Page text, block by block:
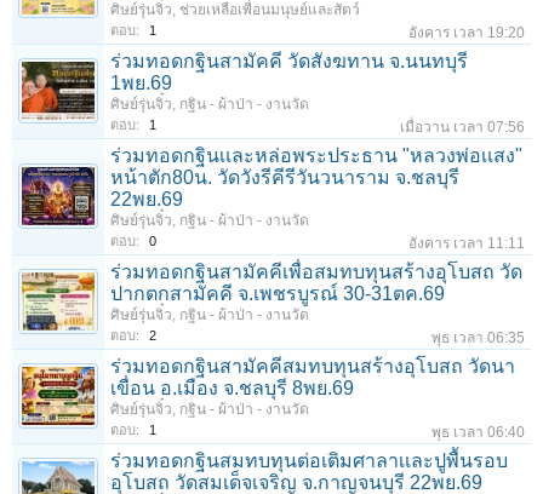
ศิษย์รุ่นจิ๋ว, ช่วยเหลือเพื่อนมนุษย์และสัตว์
ตอบ: 1 อังคาร เวลา 19:20
ร่วมทอดกฐินสามัคคี วัดสังฆทาน จ.นนทบุรี
1พย.69
ศิษย์รุ่นจิ๋ว, กฐิน - ผ้าป่า - งานวัด
ตอบ: 1 เมื่อวาน เวลา 07:56
ร่วมทอดกฐินเเละหล่อพระประธาน "หลวงพ่อเเสง"
หน้าตัก80น. วัดวังรีคีรีวันวนาราม จ.ชลบุรี
22พย.69
ศิษย์รุ่นจิ๋ว, กฐิน - ผ้าป่า - งานวัด
ตอบ: 0 อังคาร เวลา 11:11
ร่วมทอดกฐินสามัคคีเพื่อสมทบทุนสร้างอุโบสถ วัด
ปากตกสามัคคี จ.เพชรบูรณ์ 30-31ตค.69
ศิษย์รุ่นจิ๋ว, กฐิน - ผ้าป่า - งานวัด
ตอบ: 2 พุธ เวลา 06:35
ร่วมทอดกฐินสามัคคีสมทบทุนสร้างอุโบสถ วัดนา
เขื่อน อ.เมือง จ.ชลบุรี 8พย.69
ศิษย์รุ่นจิ๋ว, กฐิน - ผ้าป่า - งานวัด
ตอบ: 1 พุธ เวลา 06:40
ร่วมทอดกฐินสมทบทุนต่อเติมศาลาเเละปูพื้นรอบ
อุโบสถ วัดสมเด็จเจริญ จ.กาญจนบุรี 22พย.69